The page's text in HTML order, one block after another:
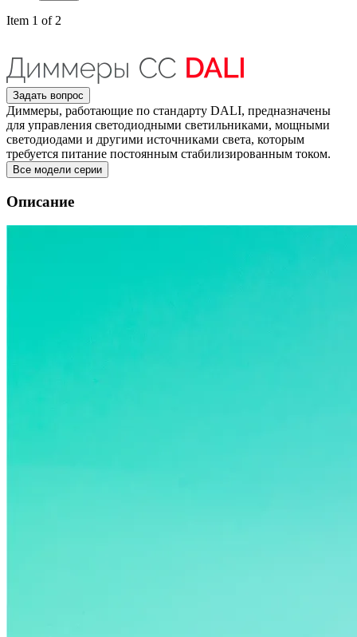
Item 1 of 2
Задать вопрос
Диммеры, работающие по стандарту DALI, предназначены
для управления светодиодными светильниками, мощными
светодиодами и другими источниками света, которым
требуется питание постоянным стабилизированным током.
Все модели серии
Описание